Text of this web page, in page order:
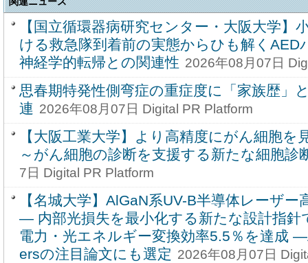
【国立循環器病研究センター・大阪大学】
ける救急隊到着前の実態からひも解くAED
神経学的転帰との関連性 2026年08月07日
思春期特発性側弯症の重症度に「家族歴」
連 2026年08月07日 Digital PR Platform
【大阪工業大学】より高精度にがん細胞を
～がん細胞の診断を支援する新たな細胞診
7日 Digital PR Platform
【名城大学】AlGaN系UV-B半導体レーザ
― 内部光損失を最小化する新たな設計指針
電力・光エネルギー変換効率5.5％を達成
ersの注目論文にも選定 2026年08月07日